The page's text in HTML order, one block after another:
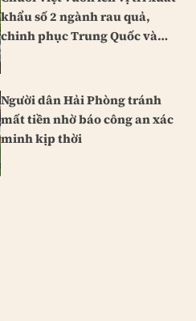
khẩu số 2 ngành rau quả,
chinh phục Trung Quốc và
Người dân Hải Phòng tránh
mất tiền nhờ báo công an xác
minh kịp thời